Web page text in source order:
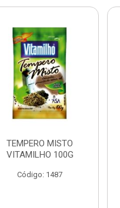
TEMPERO MISTO
VITAMILHO 100G
Código: 1487